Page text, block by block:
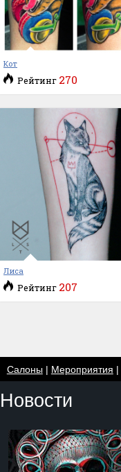
Кот
Рейтинг 270
Лиса
Рейтинг 207
Салоны| Мероприятия |
Новости